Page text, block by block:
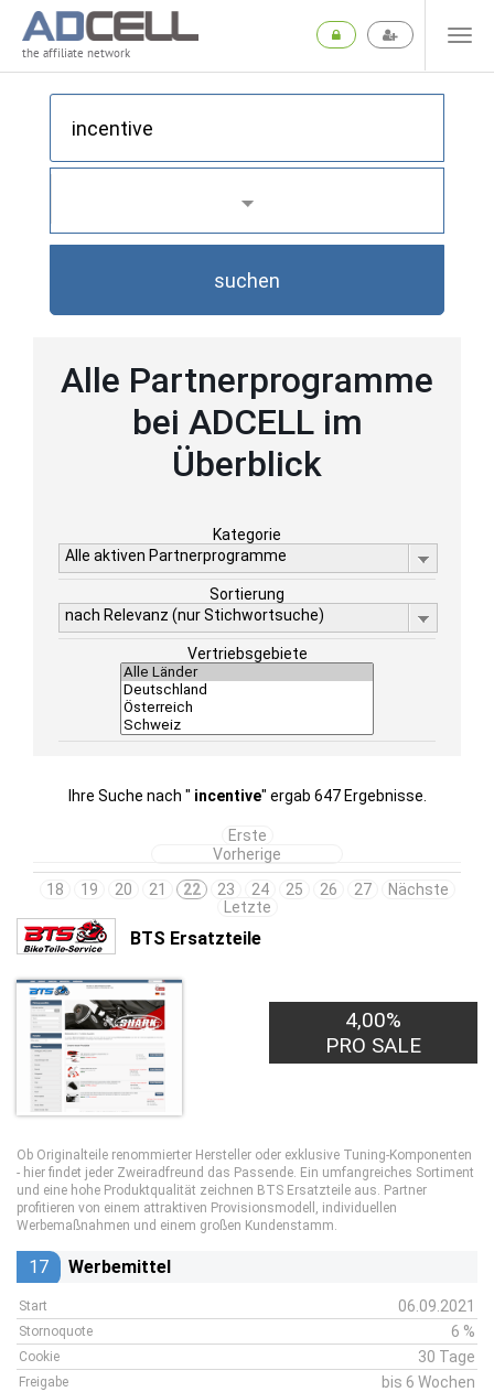
the affiliate network
suchen
Alle Partnerprogramme
bei ADCELL im
Überblick
Kategorie
Alle aktiven Partnerprogramme
Sortierung
nach Relevanz (nur Stichwortsuche)
Vertriebsgebiete
Ihre Suche nach " incentive" ergab 647 Ergebnisse.
Erste
Vorherige
18
19 20 21 22 23 24 25 26 27
Nächste
Letzte
BTS Ersatzteile
4,00%
PRO SALE
Ob Originalteile renommierter Hersteller oder exklusive Tuning-Komponenten
- hier findet jeder Zweiradfreund das Passende. Ein umfangreiches Sortiment
und eine hohe Produktqualität zeichnen BTS Ersatzteile aus. Partner
profitieren von einem attraktiven Provisionsmodell, individuellen
Werbemaßnahmen und einem großen Kundenstamm.
17 Werbemittel
Start 06.09.2021
Stornoquote 6 %
Cookie 30 Tage
Freigabe bis 6 Wochen